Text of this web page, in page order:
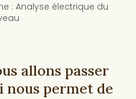
: Analyse électrique du
allons passer
nous permet de